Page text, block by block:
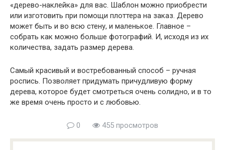
«дерево-наклейка» для вас. Шаблон можно приобрести
или изготовить при помощи плоттера на заказ. Дерево
может быть и во всю стену, и маленькое. Главное –
собрать как можно больше фотографий. И, исходя из их
количества, задать размер дерева.
Самый красивый и востребованный способ – ручная
роспись. Позволяет придумать причудливую форму
дерева, которое будет смотреться очень солидно, и в то
же время очень просто и с любовью.
0 455 просмотров